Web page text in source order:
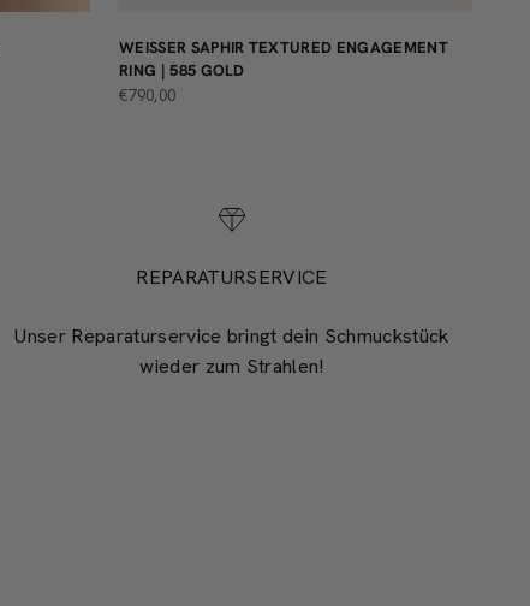
WEISSER SAPHIR TEXTURED ENGAGEMENT R
ING | 585 GOLD
ANGEBOT
€790,00
REPARATURSERVICE
Unser Reparaturservice bringt dein Schmuckstück
wieder zum Strahlen!